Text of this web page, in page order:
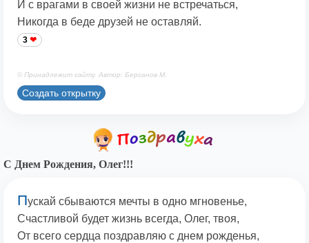
И с врагами в своей жизни не встречаться,
Никогда в беде друзей не оставляй.
3
© Принадлежит сайту. Автор: Берсанов М.
Создать открытку
С Днем Рождения, Олег!!!
Пускай сбываются мечты в одно мгновенье,
Счастливой будет жизнь всегда, Олег, твоя,
От всего сердца поздравляю с днем рожденья,